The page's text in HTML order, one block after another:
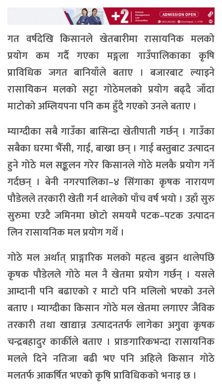
गत वर्षदेखि किसानले खेतबारीमा रासायनिक मलको
प्रयोग कम गर्दै गएका मङ्गला गाउँपालिकाका कृषि
प्राविधिक जगत बानियाँले बताए । बजारबाट ल्याइने
रासायिकन मलको सट्टा गोठेमलको प्रयोग बढ्दै जाँदा
माटोको अम्लियपना पनि कम हुँदै गएको उनले बताए ।
म्याग्दीका सबै गाउँका बासिन्दा खेतीपाती गर्छन् । गाउँका
सबैका घरमा भैँसी, गाई, बाख्रा छन् । गाई बस्तुबाट उत्पादन
हुने गोठे मल सङ्कलन गरेर किसानले गोठे मलकै प्रयोग गर्ने
गर्दछन् । बेनी नगरपालिका–४ सिंगाका कृषक नारायण
पौडेलले तरकारी खेती गर्न थालेको पाँच वर्ष भयो । उहाँ सुरु
सुरुमा एउटै जमिनमा छोटो समयमै पटक–पटक उत्पादन
लिन रासायनिक मल प्रयोग गर्थे ।
गोठे मल अर्थात् प्राङ्गारिक मलको महत्व बुझन थालेपछि
कृषक पौडेलले गोठे मल नै खेतमा प्रयोग गर्छन् । यसले
आम्दानी पनि बढाएको र माटो पनि मलिलो भएको उनले
बताए । म्याग्दीका किसान गोठे मल खेतमा लगाएर जैविक
तरकारी तथा खाद्यान्न उत्पादनतर्फ लागेका अगुवा कृषक
चन्द्रबहादुर कार्कीले बताए । प्राङगारिकभन्दा रासायनिक
मलले दिने नतिजा बढी भए पनि अहिले किसान गोठे
मलतर्फ आकर्षित भएको कृषि प्राविधिकको भनाइ छ ।